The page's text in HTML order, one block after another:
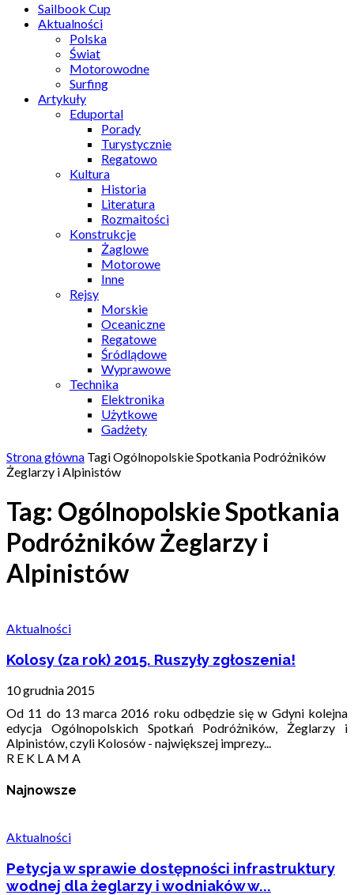
Sailbook Cup
Aktualności
Polska
Świat
Motorowodne
Surfing
Artykuły
Eduportal
Porady
Turystycznie
Regatowo
Kultura
Historia
Literatura
Rozmaitości
Konstrukcje
Żaglowe
Motorowe
Inne
Rejsy
Morskie
Oceaniczne
Regatowe
Śródlądowe
Wyprawowe
Technika
Elektronika
Użytkowe
Gadżety
Strona główna TagiOgólnopolskie Spotkania Podróżników
Żeglarzy i Alpinistów
Tag: Ogólnopolskie Spotkania
Podróżników Żeglarzy i
Alpinistów
Aktualności
Kolosy (za rok) 2015. Ruszyły zgłoszenia!
10 grudnia 2015
Od 11 do 13 marca 2016 roku odbędzie się w Gdyni kolejna
edycja Ogólnopolskich Spotkań Podróżników, Żeglarzy i
Alpinistów, czyli Kolosów - największej imprezy...
R E K L A M A
Najnowsze
Aktualności
Petycja w sprawie dostępności infrastruktury
wodnej dla żeglarzy i wodniaków w...